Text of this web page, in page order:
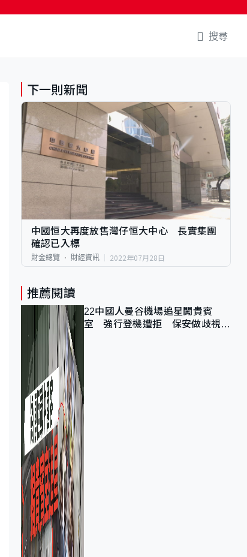
搜尋
下一則新聞
中國恒大再度放售灣仔恒大中心 長實集團
確認已入標
財金總覽 財經資訊 2022年07月28日
推薦閱讀
22中國人曼谷機場追星闖貴賓
室 強行登機遭拒 保安做歧視手